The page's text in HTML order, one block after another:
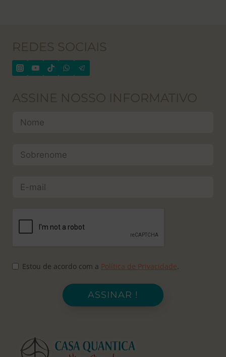
REDES SOCIAIS
ASSINE NOSSO INFORMATIVO
Estou de acordo com a Política de Privacidade.
ASSINAR !